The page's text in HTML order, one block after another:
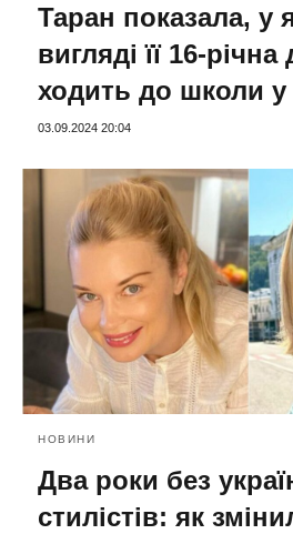
Таран показала, у
вигляді її 16-
ходить до школи у
03.09.2024 20:04
НОВИНИ
Два роки без
стилістів: як